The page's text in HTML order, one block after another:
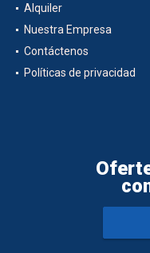
Alquiler
Nuestra Empresa
Contáctenos
Políticas de privacidad